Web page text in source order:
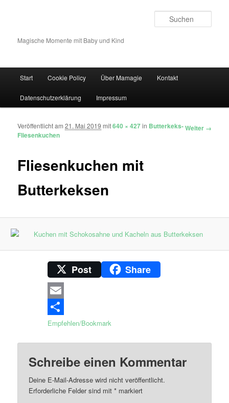
Magische Momente mit Baby und Kind
Zum Inhalt wechseln
Zum sekundären Inhalt wechseln
Start Cookie Policy Über Mamagie Kontakt
Datenschutzerklärung Impressum
Bilder-Navigation Weiter →
Fliesenkuchen mit
Butterkeksen
Veröffentlicht am21. Mai 2019 mit640 × 427in Butterkeks-
Fliesenkuchen
Post Share
Email
Empfehlen/Bookmark
Schreibe einen Kommentar
Deine E-Mail-Adresse wird nicht veröffentlicht.
Erforderliche Felder sind mit* markiert